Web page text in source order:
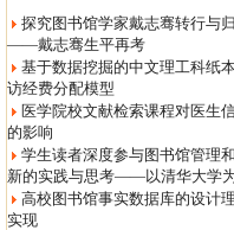
探究图书馆学家戴志骞转行与
——戴志骞生平再考
基于数据挖掘的中文理工科纸
访经费分配模型
医学院校文献检索课程对医生
的影响
学生读者深度参与图书馆管理
新的实践与思考——以清华大学
高校图书馆事实数据库的设计
实现